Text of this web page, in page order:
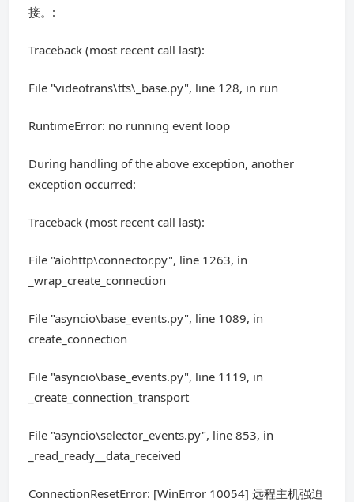
接。:
Traceback (most recent call last):
File "videotrans\tts\_base.py", line 128, in run
RuntimeError: no running event loop
During handling of the above exception, another
exception occurred:
Traceback (most recent call last):
File "aiohttp\connector.py", line 1263, in
_wrap_create_connection
File "asyncio\base_events.py", line 1089, in
create_connection
File "asyncio\base_events.py", line 1119, in
_create_connection_transport
File "asyncio\selector_events.py", line 853, in
_read_ready__data_received
ConnectionResetError: [WinError 10054] 远程主机强迫